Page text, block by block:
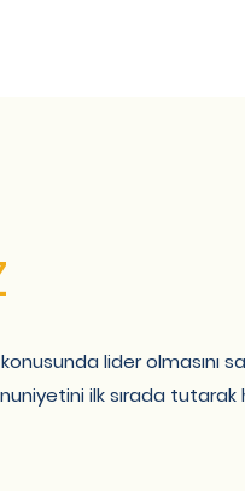
konusunda lider
ilk sırada